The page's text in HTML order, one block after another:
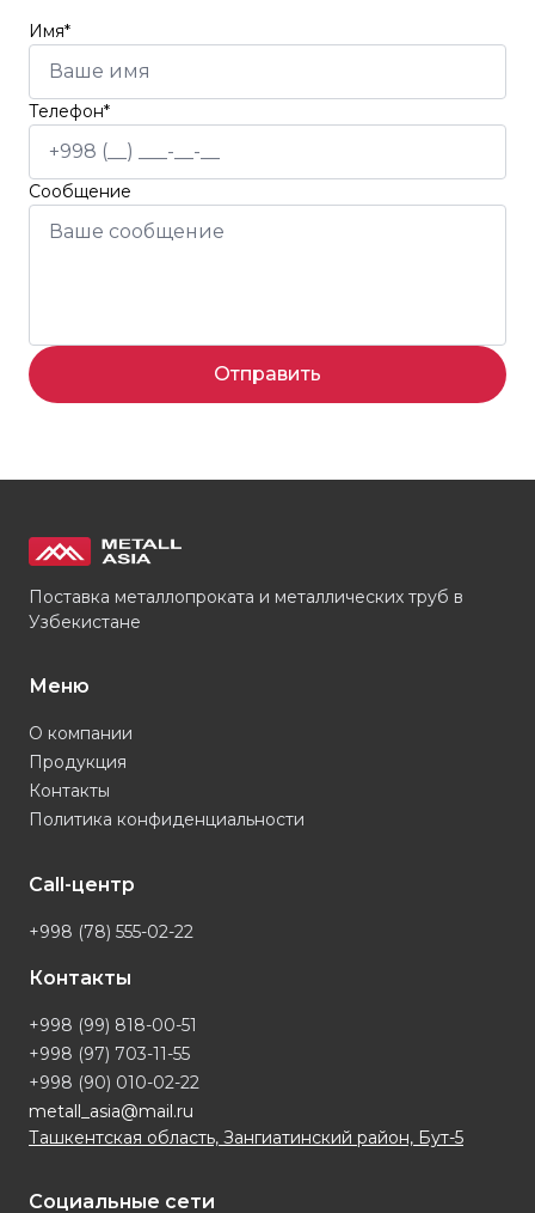
Имя*
Телефон*
Сообщение
Отправить
Поставка металлопроката и металлических труб в
Узбекистане
Меню
О компании
Продукция
Контакты
Политика конфиденциальности
Call-центр
+998 (78) 555-02-22
Контакты
+998 (99) 818-00-51
+998 (97) 703-11-55
+998 (90) 010-02-22
metall_asia@mail.ru
Ташкентская область, Зангиатинский район, Бут-5
Социальные сети